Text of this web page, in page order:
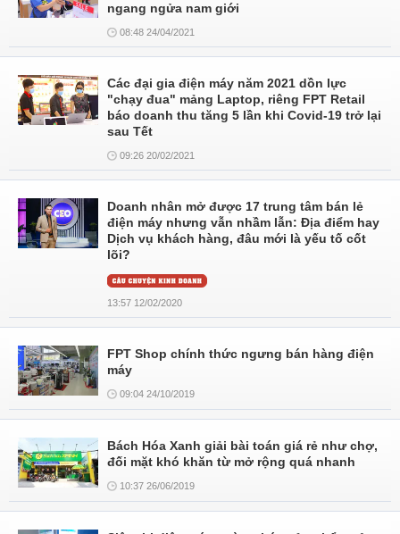
ngang ngửa nam giới
08:48 24/04/2021
Các đại gia điện máy năm 2021 dồn lực
"chạy đua" mảng Laptop, riêng FPT Retail
báo doanh thu tăng 5 lần khi Covid-19 trở lại
sau Tết
09:26 20/02/2021
Doanh nhân mở được 17 trung tâm bán lẻ
điện máy nhưng vẫn nhầm lẫn: Địa điểm hay
Dịch vụ khách hàng, đâu mới là yếu tố cốt
lõi?
13:57 12/02/2020
FPT Shop chính thức ngưng bán hàng điện
máy
09:04 24/10/2019
Bách Hóa Xanh giải bài toán giá rẻ như chợ,
đối mặt khó khăn từ mở rộng quá nhanh
10:37 26/06/2019